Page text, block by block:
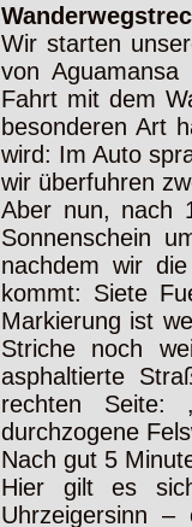
Wir starten
von
Fahrt mit dem
besonderen Art
wird: Im Auto
wir überfuhren
Aber nun, nach
Sonnenschein
nachdem wir
kommt: Siete
Markierung ist
Striche noch
asphaltierte
rechten Seite:
durchzogene
Nach gut 5
Hier gilt es
Uhrzeigersinn